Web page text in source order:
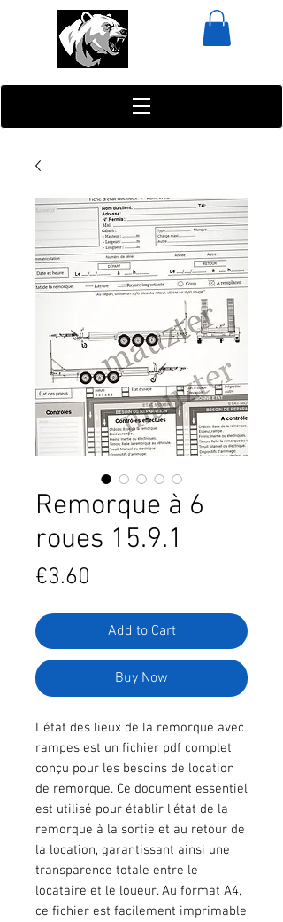
Remorque à 6
roues 15.9.1
€3.60
Add to Cart
Buy Now
L'état des lieux de la remorque avec
rampes est un fichier pdf complet
conçu pour les besoins de location
de remorque. Ce document essentiel
est utilisé pour établir l'état de la
remorque à la sortie et au retour de
la location, garantissant ainsi une
transparence totale entre le
locataire et le loueur. Au format A4,
ce fichier est facilement imprimable